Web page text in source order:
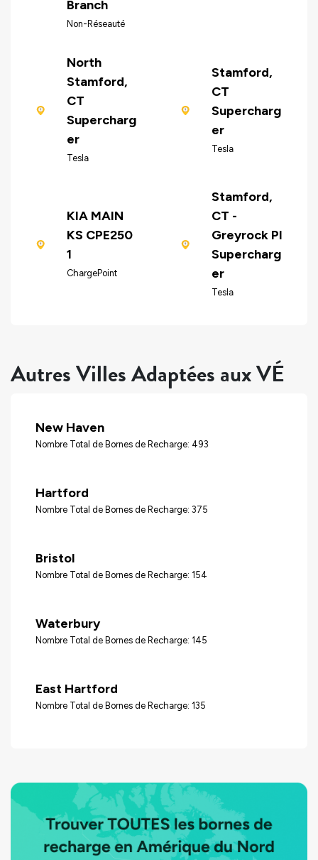
Branch
Non-Réseauté
North
Stamford,
CT
Supercharg
er
Tesla
Stamford,
CT
Supercharg
er
Tesla
KIA MAIN
KS CPE250
1
ChargePoint
Stamford,
CT -
Greyrock Pl
Supercharg
er
Tesla
Autres Villes Adaptées aux VÉ
New Haven
Nombre Total de Bornes de Recharge: 493
Hartford
Nombre Total de Bornes de Recharge: 375
Bristol
Nombre Total de Bornes de Recharge: 154
Waterbury
Nombre Total de Bornes de Recharge: 145
East Hartford
Nombre Total de Bornes de Recharge: 135